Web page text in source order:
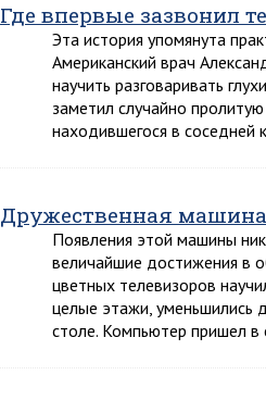
Где впервые зазвонил
Эта история упомянута
Американский врач
научить разговаривать
заметил случайно
находившегося в соседней
Дружественная
Появления этой машины
величайшие достижения в
цветных телевизоров
целые этажи, уменьшились
столе. Компьютер пришел